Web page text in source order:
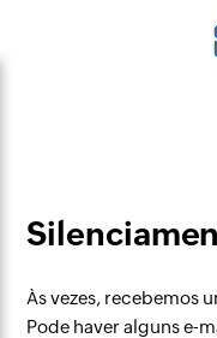
Às vezes, recebemos
Pode haver alguns e-